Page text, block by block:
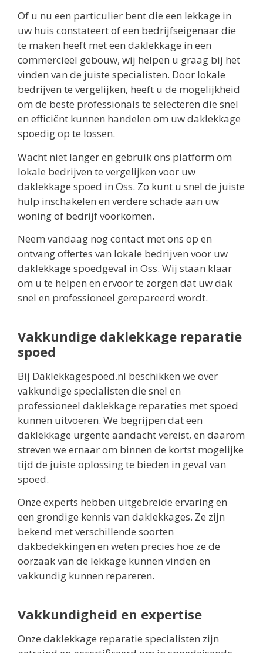
Of u nu een particulier bent die een lekkage in
uw huis constateert of een bedrijfseigenaar die
te maken heeft met een daklekkage in een
commercieel gebouw, wij helpen u graag bij het
vinden van de juiste specialisten. Door lokale
bedrijven te vergelijken, heeft u de mogelijkheid
om de beste professionals te selecteren die snel
en efficiënt kunnen handelen om uw daklekkage
spoedig op te lossen.
Wacht niet langer en gebruik ons platform om
lokale bedrijven te vergelijken voor uw
daklekkage spoed in Oss. Zo kunt u snel de juiste
hulp inschakelen en verdere schade aan uw
woning of bedrijf voorkomen.
Neem vandaag nog contact met ons op en
ontvang offertes van lokale bedrijven voor uw
daklekkage spoedgeval in Oss. Wij staan klaar
om u te helpen en ervoor te zorgen dat uw dak
snel en professioneel gerepareerd wordt.
Vakkundige daklekkage reparatie
spoed
Bij Daklekkagespoed.nl beschikken we over
vakkundige specialisten die snel en
professioneel daklekkage reparaties met spoed
kunnen uitvoeren. We begrijpen dat een
daklekkage urgente aandacht vereist, en daarom
streven we ernaar om binnen de kortst mogelijke
tijd de juiste oplossing te bieden in geval van
spoed.
Onze experts hebben uitgebreide ervaring en
een grondige kennis van daklekkages. Ze zijn
bekend met verschillende soorten
dakbedekkingen en weten precies hoe ze de
oorzaak van de lekkage kunnen vinden en
vakkundig kunnen repareren.
Vakkundigheid en expertise
Onze daklekkage reparatie specialisten zijn